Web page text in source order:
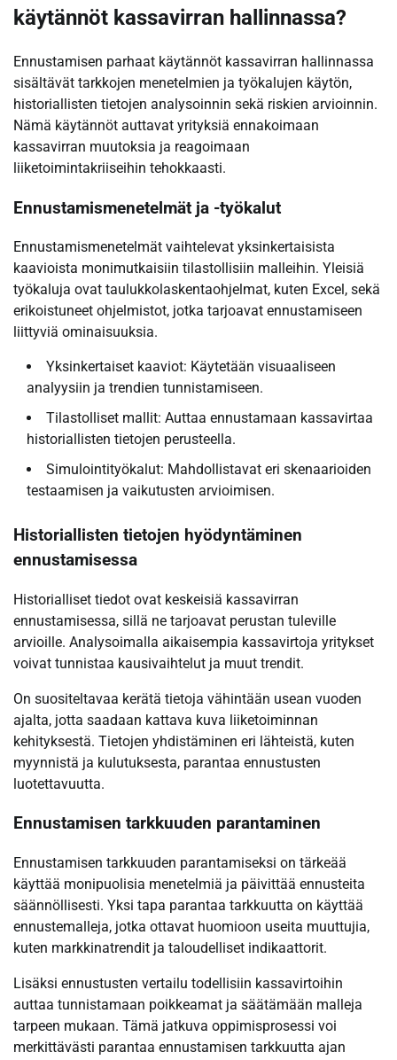
käytännöt kassavirran hallinnassa?
Ennustamisen parhaat käytännöt kassavirran hallinnassa
sisältävät tarkkojen menetelmien ja työkalujen käytön,
historiallisten tietojen analysoinnin sekä riskien arvioinnin.
Nämä käytännöt auttavat yrityksiä ennakoimaan
kassavirran muutoksia ja reagoimaan
liiketoimintakriiseihin tehokkaasti.
Ennustamismenetelmät ja -työkalut
Ennustamismenetelmät vaihtelevat yksinkertaisista
kaavioista monimutkaisiin tilastollisiin malleihin. Yleisiä
työkaluja ovat taulukkolaskentaohjelmat, kuten Excel, sekä
erikoistuneet ohjelmistot, jotka tarjoavat ennustamiseen
liittyviä ominaisuuksia.
Yksinkertaiset kaaviot: Käytetään visuaaliseen
analyysiin ja trendien tunnistamiseen.
Tilastolliset mallit: Auttaa ennustamaan kassavirtaa
historiallisten tietojen perusteella.
Simulointityökalut: Mahdollistavat eri skenaarioiden
testaamisen ja vaikutusten arvioimisen.
Historiallisten tietojen hyödyntäminen
ennustamisessa
Historialliset tiedot ovat keskeisiä kassavirran
ennustamisessa, sillä ne tarjoavat perustan tuleville
arvioille. Analysoimalla aikaisempia kassavirtoja yritykset
voivat tunnistaa kausivaihtelut ja muut trendit.
On suositeltavaa kerätä tietoja vähintään usean vuoden
ajalta, jotta saadaan kattava kuva liiketoiminnan
kehityksestä. Tietojen yhdistäminen eri lähteistä, kuten
myynnistä ja kulutuksesta, parantaa ennustusten
luotettavuutta.
Ennustamisen tarkkuuden parantaminen
Ennustamisen tarkkuuden parantamiseksi on tärkeää
käyttää monipuolisia menetelmiä ja päivittää ennusteita
säännöllisesti. Yksi tapa parantaa tarkkuutta on käyttää
ennustemalleja, jotka ottavat huomioon useita muuttujia,
kuten markkinatrendit ja taloudelliset indikaattorit.
Lisäksi ennustusten vertailu todellisiin kassavirtoihin
auttaa tunnistamaan poikkeamat ja säätämään malleja
tarpeen mukaan. Tämä jatkuva oppimisprosessi voi
merkittävästi parantaa ennustamisen tarkkuutta ajan